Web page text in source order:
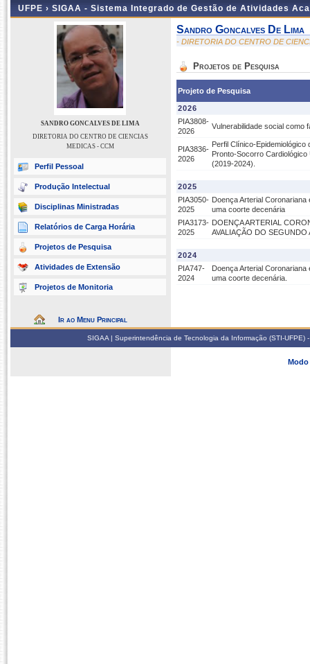
UFPE › SIGAA - Sistema Integrado de Gestão de Atividades
SANDRO GONCALVES DE LIMA
DIRETORIA DO CENTRO DE CIENCIAS
MEDICAS - CCM
Perfil Pessoal
Produção Intelectual
Disciplinas Ministradas
Relatórios de Carga Horária
Projetos de Pesquisa
Atividades de Extensão
Projetos de Monitoria
Ir ao Menu Principal
Sandro Goncalves De Lima
- DIRETORIA DO CENTRO DE
Projetos de Pesquisa
Projeto de Pesquisa
2026
PIA3808-
2026
Vulnerabilidade social como
PIA3836-
2026
Perfil Clínico-
Pronto-Socorro
(2019-2024).
2025
PIA3050-
2025
Doença Arterial
uma coorte decenária
PIA3173-
2025
DOENÇA ARTERIAL
AVALIAÇÃO DO
2024
PIA747-
2024
Doença Arterial
uma coorte decenária.
SIGAA | Superintendência de Tecnologia da Informação (STI-
Modo